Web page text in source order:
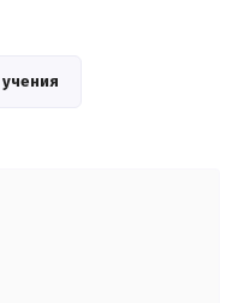
учения